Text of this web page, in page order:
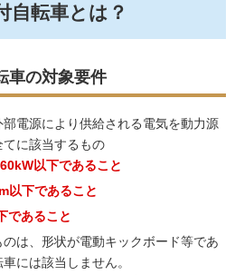
自転車とは？
車の対象要件
電源により供給される電気を動力源
に該当するもの
以下であること
以下であること
であること
は、形状が電動キックボード等であ
には該当しません。